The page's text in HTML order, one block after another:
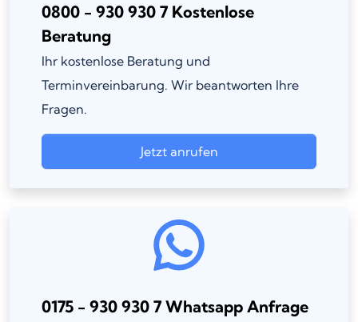
0800 - 930 930 7 Kostenlose
Beratung
Ihr kostenlose Beratung und
Terminvereinbarung. Wir beantworten Ihre
Fragen.
Jetzt anrufen
0175 - 930 930 7 Whatsapp Anfrage